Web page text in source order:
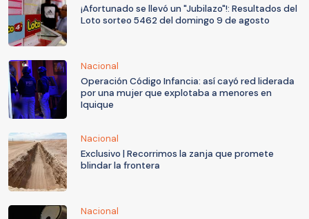
¡Afortunado se llevó un "Jubilazo"!: Resultados del
Loto sorteo 5462 del domingo 9 de agosto
Nacional
Operación Código Infancia: así cayó red liderada
por una mujer que explotaba a menores en
Iquique
Nacional
Exclusivo | Recorrimos la zanja que promete
blindar la frontera
Nacional